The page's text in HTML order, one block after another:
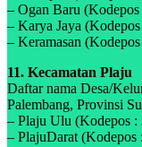
– Ogan Baru
– Karya Jaya
– Keramasan
11. Kecamatan Plaju
Daftar nama Desa/
Palembang, Provinsi
– Plaju Ulu (Kodepos :
– PlajuDarat (Kodepos